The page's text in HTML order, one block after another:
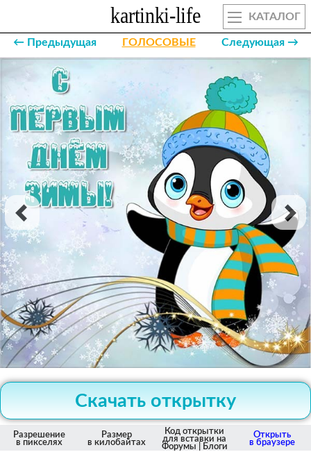
КАТАЛОГ
← Предыдущая ГОЛОСОВЫЕ Следующая →
Скачать открытку
Разрешение
в пикселях
Размер
в килобайтах
Код открытки
для вставки на
Форумы | Блоги
Открыть
в браузере